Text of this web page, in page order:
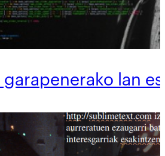
garapenerako lan